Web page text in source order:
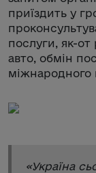
приїздить у
послуги, як-от
авто, обмін
міжнародного
«Україна